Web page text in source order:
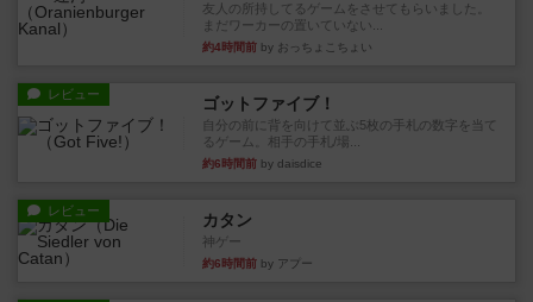
友人の所持してるゲームをさせてもらいました。
まだワーカーの置いていない...
約4時間前 by おっちょこちょい
レビュー ゴットファイブ！
自分の前に背を向けて並ぶ5枚の手札の数字を当て
るゲーム。相手の手札/場...
約6時間前 by daisdice
レビュー カタン
神ゲー
約6時間前 by アプー